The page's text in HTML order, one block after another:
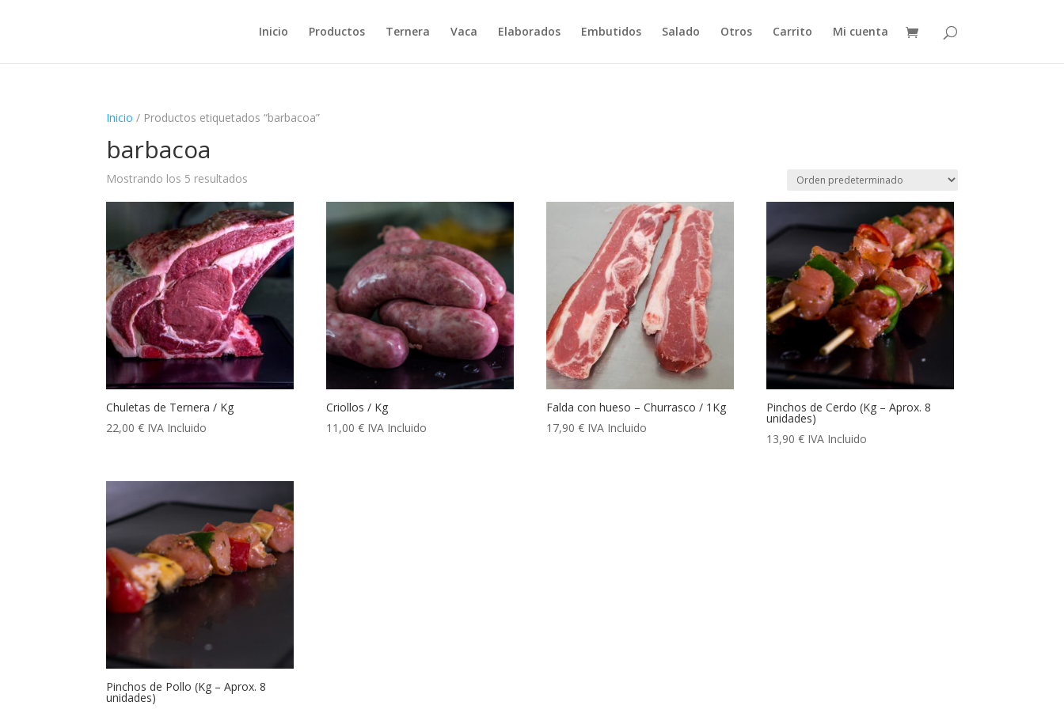
Inicio Productos Ternera Vaca Elaborados Embutidos Salado Otros Carrito Mi cuenta
Inicio / Productos etiquetados “barbacoa”
barbacoa
Mostrando los 5 resultados
Chuletas de Ternera / Kg
22,00€ IVA Incluido
Criollos / Kg
11,00€ IVA Incluido
Falda con hueso – Churrasco / 1Kg
17,90€ IVA Incluido
Pinchos de Cerdo (Kg – Aprox. 8
unidades)
13,90€ IVA Incluido
Pinchos de Pollo (Kg – Aprox. 8
unidades)